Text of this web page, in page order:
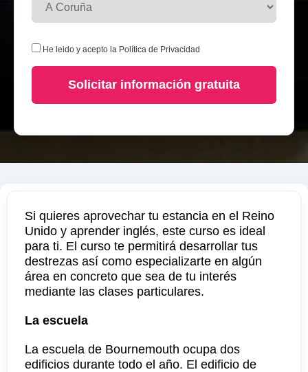
He leido y acepto la Política de Privacidad
Solicitar información gratuita
Si quieres aprovechar tu estancia en el Reino
Unido y aprender inglés, este curso es ideal
para ti. El curso te permitirá desarrollar tus
destrezas así como especializarte en algún
área en concreto que sea de tu interés
mediante las clases particulares.
La escuela
La escuela de Bournemouth ocupa dos
edificios durante todo el año. El edificio de